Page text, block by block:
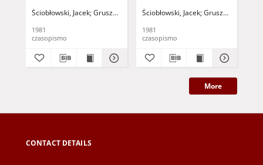
Ściobłowski, Jacek Gruszecki, Marcin Rodak, Zbigniew Kapciuch,
1981
czasopismo
Ściobłowski, Jacek Gruszecki, Marcin
1981
czasopismo
More
CONTACT DETAILS